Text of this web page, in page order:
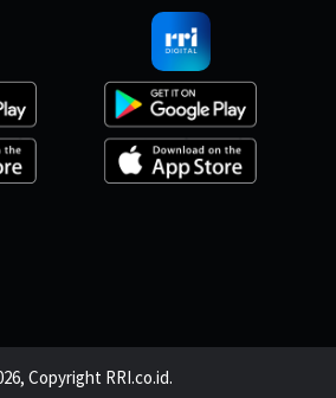
Copyright RRI.co.id.